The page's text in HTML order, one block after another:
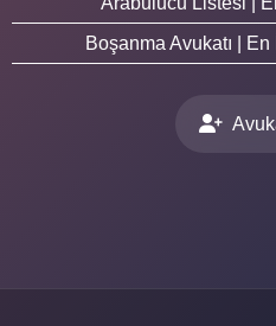
Boşanma Avukatı |